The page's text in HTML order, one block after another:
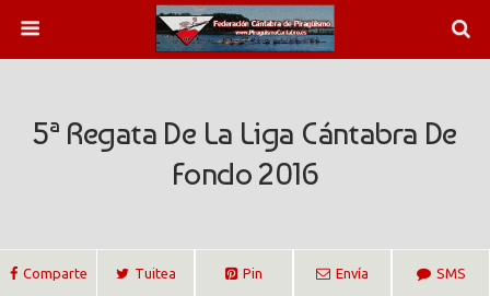
5ª Regata De La Liga Cántabra De
Fondo 2016
Comparte Tuitea Pin Envía SMS